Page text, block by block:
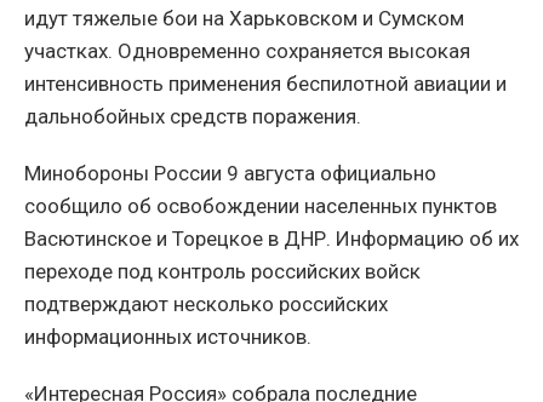
идут тяжелые бои на Харьковском и Сумском
участках. Одновременно сохраняется высокая
интенсивность применения беспилотной авиации и
дальнобойных средств поражения.
Минобороны России 9 августа официально
сообщило об освобождении населенных пунктов
Васютинское и Торецкое в ДНР. Информацию об их
переходе под контроль российских войск
подтверждают несколько российских
информационных источников.
«Интересная Россия» собрала последние